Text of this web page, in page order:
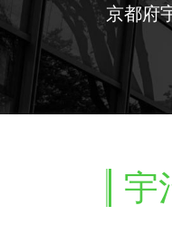
京都府
宇